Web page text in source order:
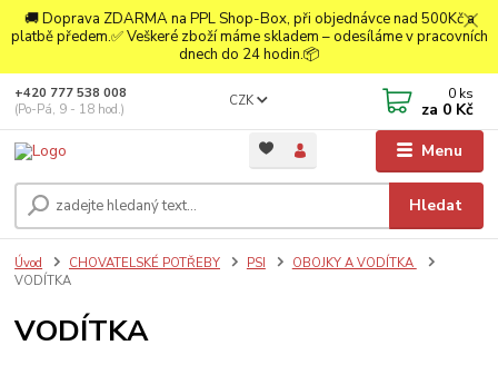
🚚 Doprava ZDARMA na PPL Shop-Box, při objednávce nad 500Kč a
platbě předem.✅ Veškeré zboží máme skladem – odesíláme v pracovních
dnech do 24 hodin.📦
Menu
CZK
Hledat
+420 777 538 008
(Po-Pá, 9 - 18 hod.)
0 ks
za 0 Kč
Úvod CHOVATELSKÉ POTŘEBY PSI
OBOJKY A VODÍTKA
VODÍTKA
VODÍTKA